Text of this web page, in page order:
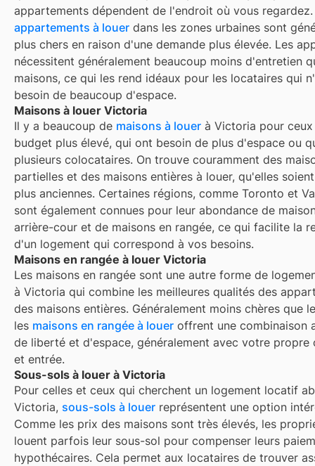
appartements dépendent de l'endroit où vous regardez.
appartements à louer dans les zones urbaines sont
plus chers en raison d'une demande plus élevée. Les
nécessitent généralement beaucoup moins d'entretien
maisons, ce qui les rend idéaux pour les locataires qui
besoin de beaucoup d'espace.
Maisons à louer Victoria
Il y a beaucoup de maisons à louer à Victoria pour
budget plus élevé, qui ont besoin de plus d'espace ou
plusieurs colocataires. On trouve couramment des
partielles et des maisons entières à louer, qu'elles
plus anciennes. Certaines régions, comme Toronto et
sont également connues pour leur abondance de
arrière-cour et de maisons en rangée, ce qui facilite la
d'un logement qui correspond à vos besoins.
Maisons en rangée à louer Victoria
Les maisons en rangée sont une autre forme de
à Victoria qui combine les meilleures qualités des
des maisons entières. Généralement moins chères que
les maisons en rangée à louer offrent une combinaison
de liberté et d'espace, généralement avec votre propre
et entrée.
Sous-sols à louer à Victoria
Pour celles et ceux qui cherchent un logement locatif
Victoria, sous-sols à louer représentent une option
Comme les prix des maisons sont très élevés, les
louent parfois leur sous-sol pour compenser leurs
hypothécaires. Cela permet aux locataires de trouver